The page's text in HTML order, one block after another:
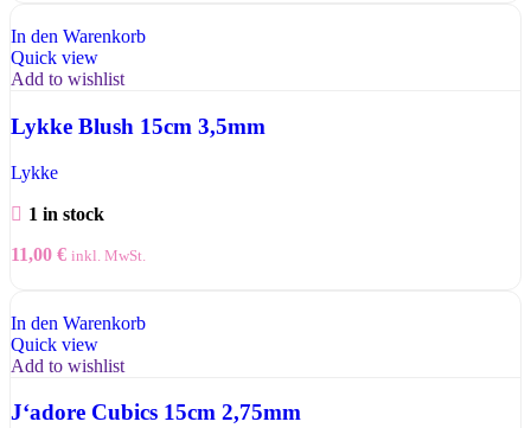
In den Warenkorb
Quick view
Add to wishlist
Lykke Blush 15cm 3,5mm
Lykke
1 in stock
11,00 € inkl. MwSt.
In den Warenkorb
Quick view
Add to wishlist
J‘adore Cubics 15cm 2,75mm